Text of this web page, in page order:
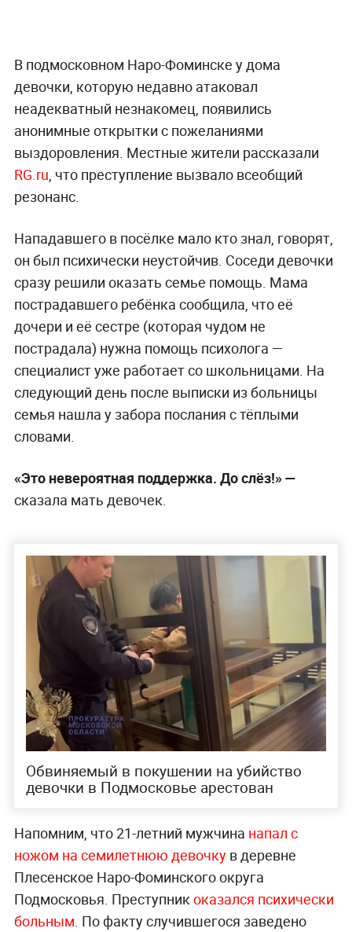
В подмосковном Наро-Фоминске у дома
девочки, которую недавно атаковал
неадекватный незнакомец, появились
анонимные открытки с пожеланиями
выздоровления. Местные жители рассказали
RG.ru , что преступление вызвало всеобщий
резонанс.
Нападавшего в посёлке мало кто знал, говорят,
он был психически неустойчив. Соседи девочки
сразу решили оказать семье помощь. Мама
пострадавшего ребёнка сообщила, что её
дочери и её сестре (которая чудом не
пострадала) нужна помощь психолога —
специалист уже работает со школьницами. На
следующий день после выписки из больницы
семья нашла у забора послания с тёплыми
словами.
«Это невероятная поддержка. До слёз!» —
сказала мать девочек.
Обвиняемый в покушении на убийство
девочки в Подмосковье арестован
Напомним, что 21-летний мужчина напал с
ножом на семилетнюю девочку в деревне
Плесенское Наро-Фоминского округа
Подмосковья. Преступник оказался психически
больным . По факту случившегося заведено